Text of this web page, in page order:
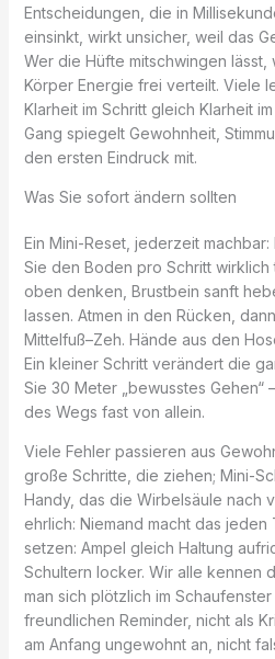
Entscheidungen, die in
einsinkt, wirkt unsicher, weil das
Wer die Hüfte mitschwingen
Körper Energie frei verteilt. Viele
Klarheit im Schritt gleich Klarheit
Gang spiegelt Gewohnheit,
den ersten Eindruck mit.
Was Sie sofort ändern sollten
Ein Mini-Reset, jederzeit
Sie den Boden pro Schritt wirklich
oben denken, Brustbein sanft
lassen. Atmen in den Rücken,
Mittelfuß–Zeh. Hände aus den
Ein kleiner Schritt verändert die
Sie 30 Meter „bewusstes Gehen“
des Wegs fast von allein.
Viele Fehler passieren aus
große Schritte, die ziehen; Mini-
Handy, das die Wirbelsäule nach
ehrlich: Niemand macht das jeden
setzen: Ampel gleich Haltung
Schultern locker. Wir alle kennen
man sich plötzlich im
freundlichen Reminder, nicht als
am Anfang ungewohnt an, nicht